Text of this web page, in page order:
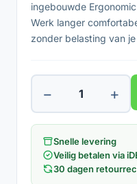
ingebouwde
Werk langer
zonder belasting van
− +
Snelle levering
Veilig betalen via
30 dagen